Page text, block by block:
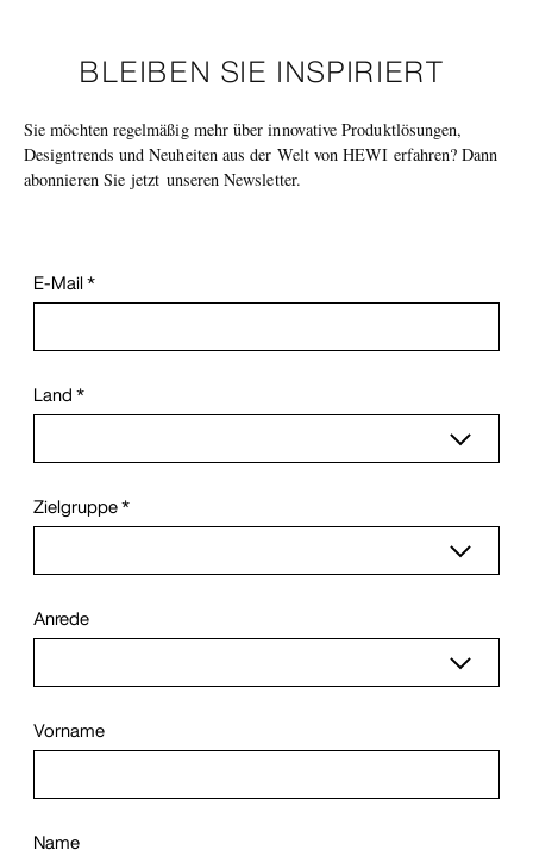
BLEIBEN SIE INSPIRIERT
Sie möchten regelmäßig mehr über innovative Produktlösungen,
Designtrends und Neuheiten aus der Welt von HEWI erfahren? Dann
abonnieren Siejetzt unseren Newsletter.